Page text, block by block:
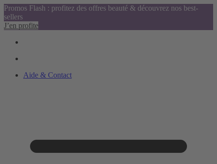
Promos Flash : profitez des offres beauté & découvrez nos best-
sellers
J’en profite
Aide & Contact